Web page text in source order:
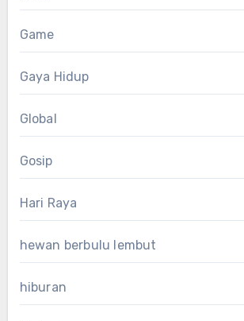
Game
Gaya Hidup
Global
Gosip
Hari Raya
hewan berbulu lembut
hiburan